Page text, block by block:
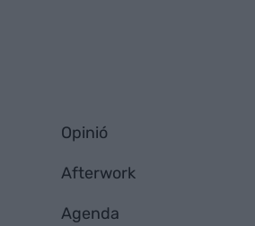
Opinió
Afterwork
Agenda